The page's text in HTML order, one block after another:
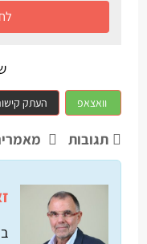
וואצאפ העתק
תגובות